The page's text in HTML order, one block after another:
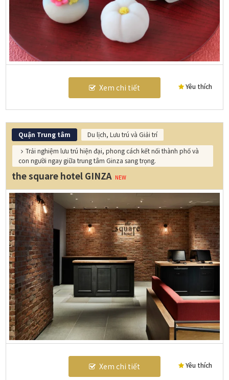
Yêu thích
Xem chi tiết
Quận Trung tâm
Du lịch, Lưu trú và Giải trí
Trải nghiệm lưu trú hiện đại, phong cách kết nối thành phố và
con người ngay giữa trung tâm Ginza sang trọng.
Yêu thích
the square hotel GINZA NEW
Xem chi tiết